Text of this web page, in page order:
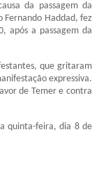
da passagem da
Haddad, fez
após a passagem da
que gritaram
expressiva.
de Temer e contra
quinta-feira, dia 8 de